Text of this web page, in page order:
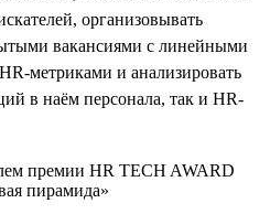
организовывать
вакансиями с линейными
метриками и анализировать
в наём персонала, так и HR-